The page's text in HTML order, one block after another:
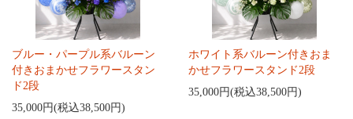
ブルー・パープル系バルーン
付きおまかせフラワースタン
ド2段
35,000円(税込38,500円)
ホワイト系バルーン付きおま
かせフラワースタンド2段
35,000円(税込38,500円)